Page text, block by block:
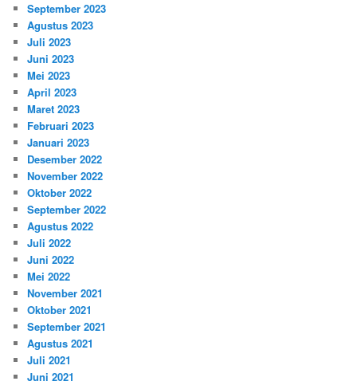
September 2023
Agustus 2023
Juli 2023
Juni 2023
Mei 2023
April 2023
Maret 2023
Februari 2023
Januari 2023
Desember 2022
November 2022
Oktober 2022
September 2022
Agustus 2022
Juli 2022
Juni 2022
Mei 2022
November 2021
Oktober 2021
September 2021
Agustus 2021
Juli 2021
Juni 2021